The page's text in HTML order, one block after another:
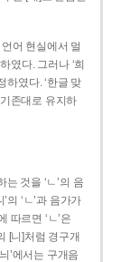
어 현실에서 멀
였다. 그러나 ‘희
하였다. ‘한글 맞
존대로 유지하
는 것을 ‘ㄴ’의 음
의 ‘ㄴ’과 음가가
따르면 ‘ㄴ’은
[니]처럼 경구개
’에서는 구개음